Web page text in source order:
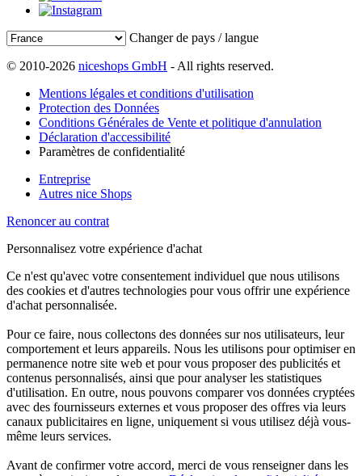
Changer de pays / langue
© 2010-2026 niceshops GmbH - All rights reserved.
Mentions légales et conditions d'utilisation
Protection des Données
Conditions Générales de Vente et politique d'annulation
Déclaration d'accessibilité
Paramètres de confidentialité
Entreprise
Autres nice Shops
Renoncer au contrat
Personnalisez votre expérience d'achat
Ce n'est qu'avec votre consentement individuel que nous utilisons
des cookies et d'autres technologies pour vous offrir une expérience
d'achat personnalisée.
Pour ce faire, nous collectons des données sur nos utilisateurs, leur
comportement et leurs appareils. Nous les utilisons pour optimiser en
permanence notre site web et pour vous proposer des publicités et
contenus personnalisés, ainsi que pour analyser les statistiques
d'utilisation. En outre, nous pouvons comparer vos données cryptées
avec des fournisseurs externes et vous proposer des offres via leurs
canaux publicitaires en ligne, uniquement si vous utilisez déjà vous-
même leurs services.
Avant de confirmer votre accord, merci de vous renseigner dans les